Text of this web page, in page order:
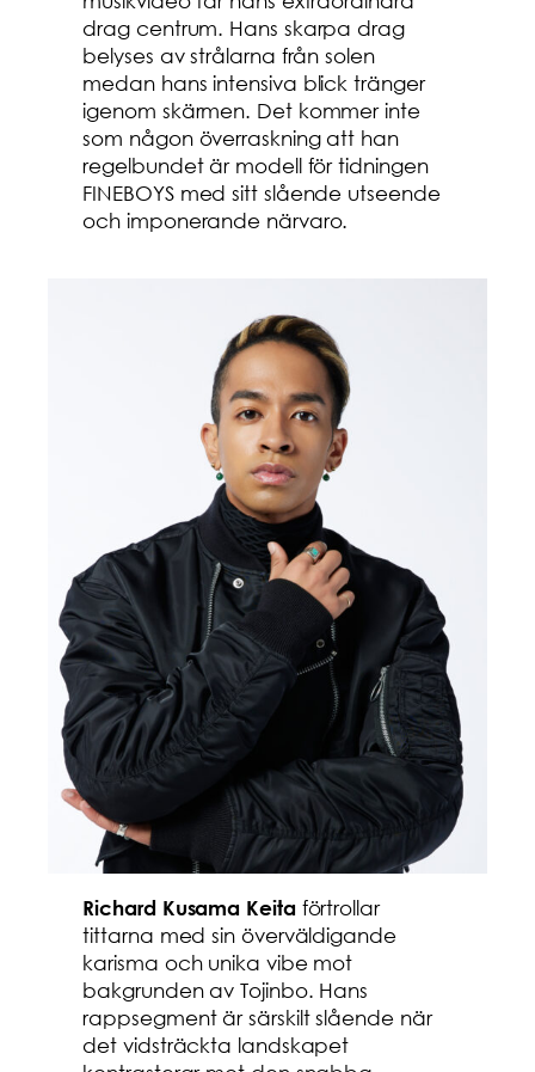
drag centrum. Hans skarpa drag
belyses av strålarna från solen
medan hans intensiva blick tränger
igenom skärmen. Det kommer inte
som någon överraskning att han
regelbundet är modell för tidningen
FINEBOYS med sitt slående utseende
och imponerande närvaro.
Richard Kusama Keita förtrollar
tittarna med sin överväldigande
karisma och unika vibe mot
bakgrunden av Tojinbo. Hans
rappsegment är särskilt slående när
det vidsträckta landskapet